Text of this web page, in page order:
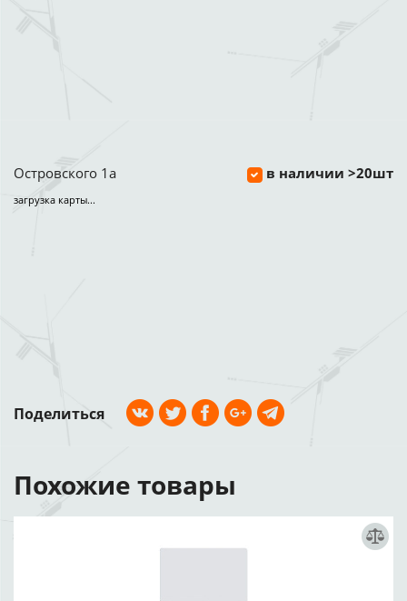
Островского 1а в наличии >20шт
загрузка карты...
Поделиться
Похожие товары